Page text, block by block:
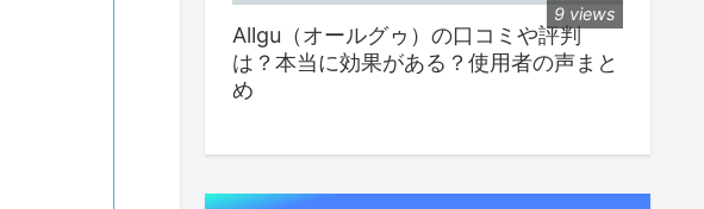
Allgu（オールグゥ）の口コミや評判
は？本当に効果がある？使用者の声まと
め
9 views